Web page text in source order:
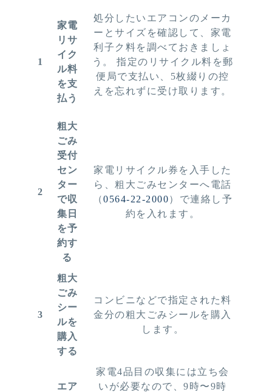
1
家電
リサ
イク
ル料
を支
払う
処分したいエアコンのメーカ
ーとサイズを確認して、家電
利子ク料を調べておきましょ
う。 指定のリサイクル料を郵
便局で支払い、5枚綴りの控
えを忘れずに受け取ります。
2
粗大
ごみ
受付
セン
ター
で収
集日
を予
約す
る
家電リサイクル券を入手した
ら、粗大ごみセンターへ電話
（0564-22-2000）で連絡し予
約を入れます。
3
粗大
ごみ
シー
ルを
購入
する
コンビニなどで指定された料
金分の粗大ごみシールを購入
します。
エア
家電4品目の収集には立ち会
いが必要なので、9時〜9時